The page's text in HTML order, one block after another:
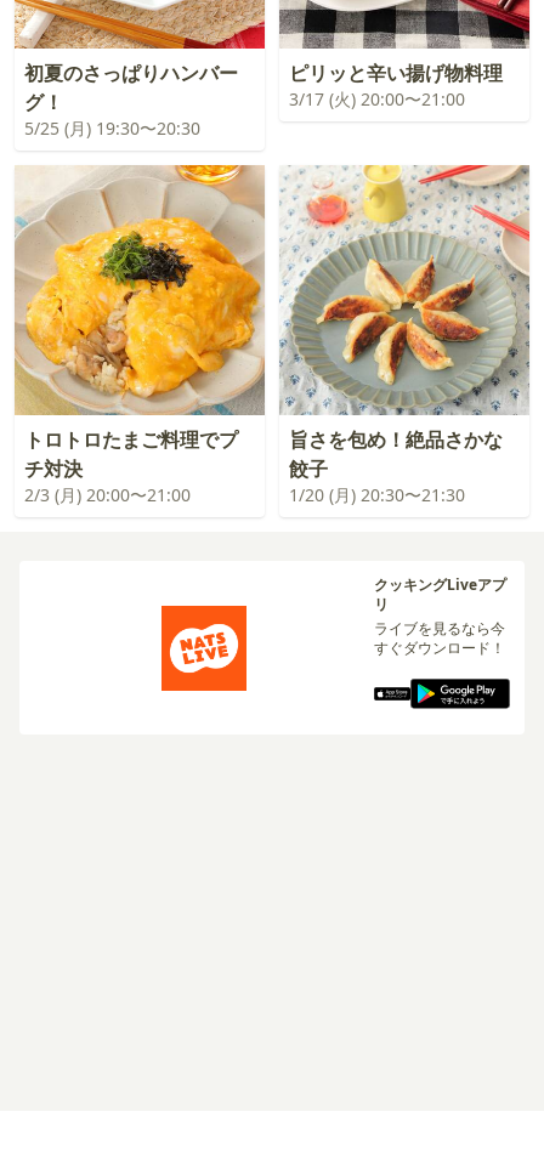
初夏のさっぱりハンバー
グ！
5/25 (月) 19:30〜20:30
ピリッと辛い揚げ物料理
3/17 (火) 20:00〜21:00
トロトロたまご料理でプ
チ対決
2/3 (月) 20:00〜21:00
旨さを包め！絶品さかな
餃子
1/20 (月) 20:30〜21:30
クッキングLiveアプ
リ
ライブを見るなら今
すぐダウンロード！